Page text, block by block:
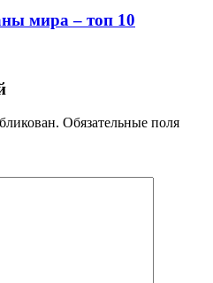
мира – топ 10
Обязательные поля